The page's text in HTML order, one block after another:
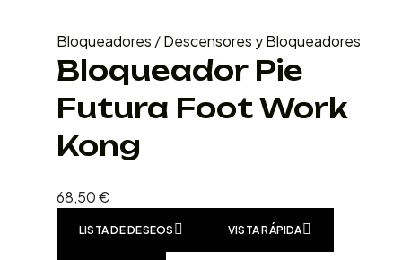
Bloqueadores /Descensores y Bloqueadores
Bloqueador Pie
Futura Foot Work
Kong
68,50€
LISTA DE DESEOS VISTA RÁPIDA